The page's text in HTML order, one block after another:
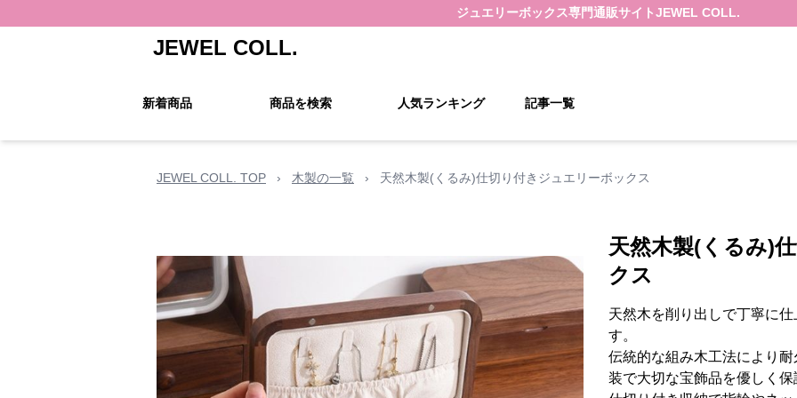
ジュエリーボックス専門通販サイトJEWEL COLL.
JEWEL COLL.
新着商品 商品を検索 人気ランキング 記事一覧
JEWEL COLL. TOP › 木製の一覧 › 天然木製(くるみ)仕切り付きジュエリーボックス
天然木製(くるみ)
クス
天然木を削り出しで丁寧に
す。
伝統的な組み木工法により
装で大切な宝飾品を優しく